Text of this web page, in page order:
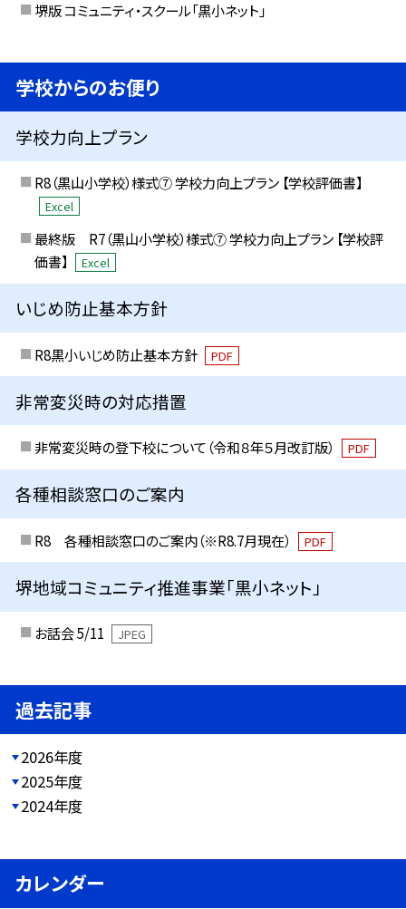
堺版 コミュニティ・スクール「黒小ネット」
学校からのお便り
学校力向上プラン
R8（黒山小学校）様式⑦ 学校力向上プラン 【学校評価書】
Excel
最終版 R7（黒山小学校）様式⑦ 学校力向上プラン 【学校評
価書】
Excel
いじめ防止基本方針
R8黒小いじめ防止基本方針 PDF
非常変災時の対応措置
非常変災時の登下校について（令和８年５月改訂版） PDF
各種相談窓口のご案内
R8 各種相談窓口のご案内（※R8.7月現在） PDF
堺地域コミュニティ推進事業「黒小ネット」
お話会 5/11 JPEG
過去記事
2026年度
2025年度
2024年度
カレンダー